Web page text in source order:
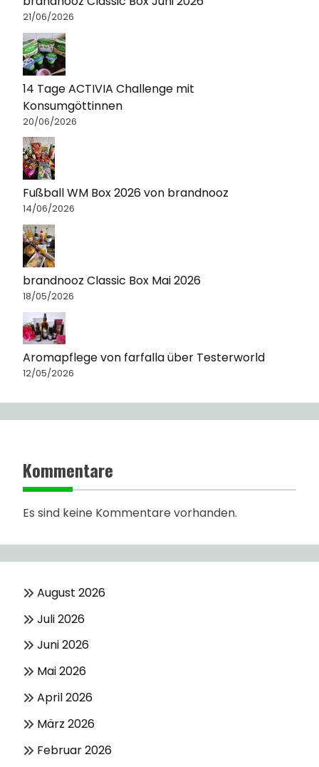
21/06/2026
14 Tage ACTIVIA Challenge mit
Konsumgöttinnen
20/06/2026
Fußball WM Box 2026 von brandnooz
14/06/2026
brandnooz Classic Box Mai 2026
18/05/2026
Aromapflege von farfalla über Testerworld
12/05/2026
Kommentare
Es sind keine Kommentare vorhanden.
August 2026
Juli 2026
Juni 2026
Mai 2026
April 2026
März 2026
Februar 2026